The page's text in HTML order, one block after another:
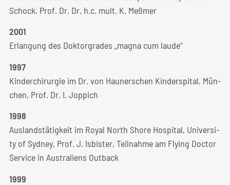
Schock, Prof. Dr. Dr. h.c. mult. K. Meßmer
2001
Erlan­gung des Dok­tor­gra­des „magna cum laude“
1997
Kin­der­chir­ur­gie im Dr. von Hau­ner­schen Kin­der­spi­tal, Mün­
chen, Prof. Dr. I. Joppich
1998
Aus­lands­tä­tig­keit im Roy­al North Shore Hos­pi­tal, Uni­ver­si­
ty of Syd­ney, Prof. J. Isbis­ter, Teil­nah­me am Fly­ing Doc­tor
Ser­vice in Aus­tra­li­ens Outback
1999